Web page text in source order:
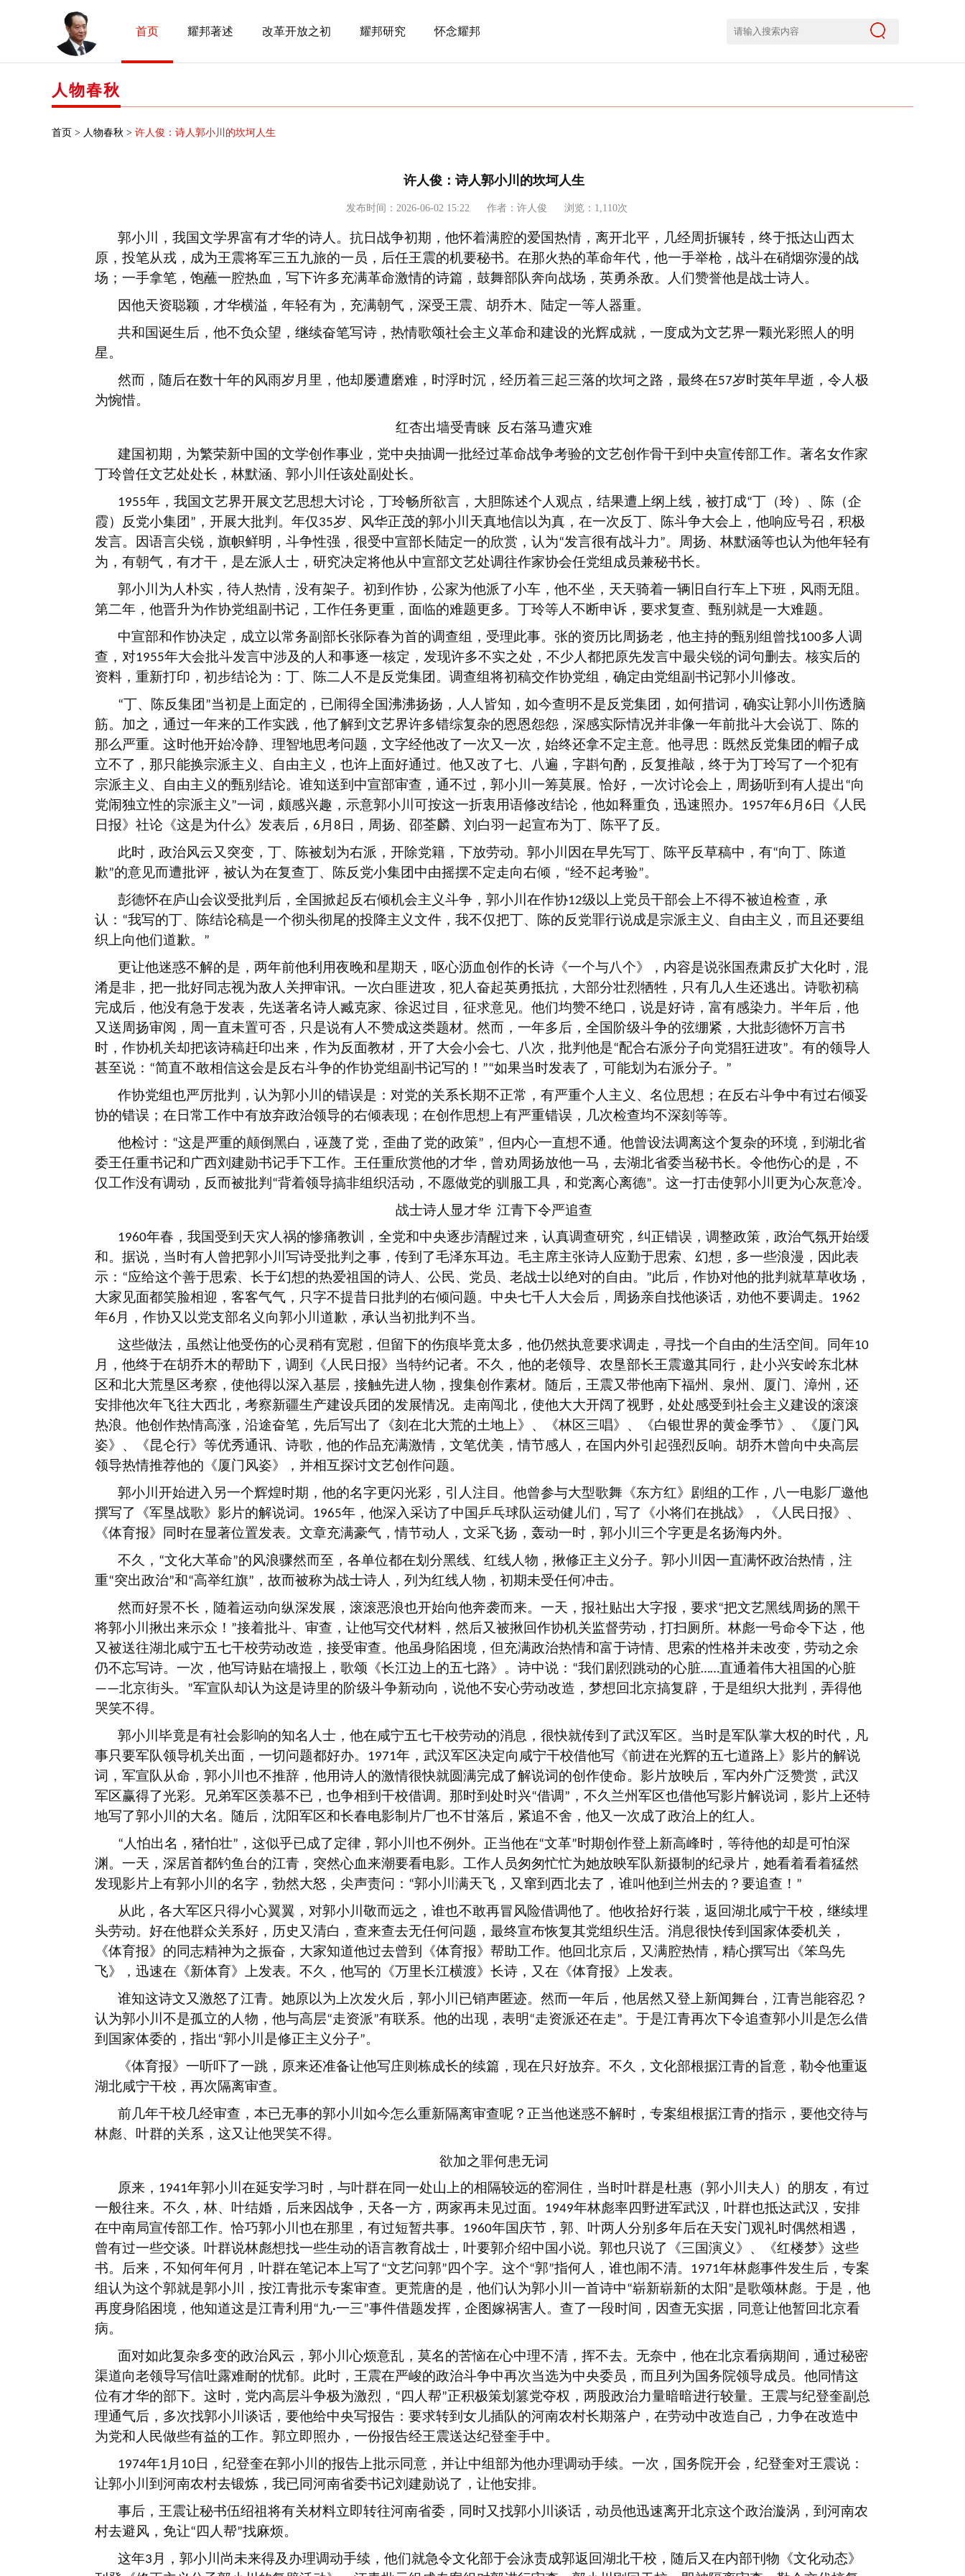
首页 耀邦著述 改革开放之初 耀邦研究 怀念耀邦
人物春秋
首页 > 人物春秋 > 许人俊：诗人郭小川的坎坷人生
许人俊：诗人郭小川的坎坷人生
发布时间：2026-06-02 15:22 作者：许人俊 浏览：1,110次
郭小川，我国文学界富有才华的诗人。抗日战争初期，他怀着满腔的爱国热情，离开北平，几经周折辗转，终于抵达山西太
原，投笔从戎，成为王震将军三五九旅的一员，后任王震的机要秘书。在那火热的革命年代，他一手举枪，战斗在硝烟弥漫的战
场；一手拿笔，饱蘸一腔热血，写下许多充满革命激情的诗篇，鼓舞部队奔向战场，英勇杀敌。人们赞誉他是战士诗人。
因他天资聪颖，才华横溢，年轻有为，充满朝气，深受王震、胡乔木、陆定一等人器重。
共和国诞生后，他不负众望，继续奋笔写诗，热情歌颂社会主义革命和建设的光辉成就，一度成为文艺界一颗光彩照人的明
星。
然而，随后在数十年的风雨岁月里，他却屡遭磨难，时浮时沉，经历着三起三落的坎坷之路，最终在57岁时英年早逝，令人极
为惋惜。
红杏出墙受青睐 反右落马遭灾难
建国初期，为繁荣新中国的文学创作事业，党中央抽调一批经过革命战争考验的文艺创作骨干到中央宣传部工作。著名女作家
丁玲曾任文艺处处长，林默涵、郭小川任该处副处长。
1955年，我国文艺界开展文艺思想大讨论，丁玲畅所欲言，大胆陈述个人观点，结果遭上纲上线，被打成“丁（玲）、陈（企
霞）反党小集团 ” ，开展大批判。年仅 35岁、风华正茂的郭小川天真地信以为真，在一次反丁、陈斗争大会上，他响应号召，积极
发言。因语言尖锐，旗帜鲜明，斗争性强，很受中宣部长陆定一的欣赏，认为“发言很有战斗力”。周扬、林默涵等也认为他年轻有
为，有朝气，有才干，是左派人士，研究决定将他从中宣部文艺处调往作家协会任党组成员兼秘书长。
郭小川为人朴实，待人热情，没有架子。初到作协，公家为他派了小车，他不坐，天天骑着一辆旧自行车上下班，风雨无阻。
第二年，他晋升为作协党组副书记，工作任务更重，面临的难题更多。丁玲等人不断申诉，要求复查、甄别就是一大难题。
中宣部和作协决定，成立以常务副部长张际春为首的调查组，受理此事。张的资历比周扬老，他主持的甄别组曾找100多人调
查，对1955年大会批斗发言中涉及的人和事逐一核定，发现许多不实之处，不少人都把原先发言中最尖锐的词句删去。核实后的
资料，重新打印，初步结论为：丁、陈二人不是反党集团。调查组将初稿交作协党组，确定由党组副书记郭小川修改。
“丁、陈反集团 ”当初是上面定的，已闹得全国沸沸扬扬，人人皆知，如今查明不是反党集团，如何措词，确实让郭小川伤透脑
筋。加之，通过一年来的工作实践，他了解到文艺界许多错综复杂的恩恩怨怨，深感实际情况并非像一年前批斗大会说丁、陈的
那么严重。这时他开始冷静、理智地思考问题，文字经他改了一次又一次，始终还拿不定主意。他寻思：既然反党集团的帽子成
立不了，那只能换宗派主义、自由主义，也许上面好通过。他又改了七、八遍，字斟句酌，反复推敲，终于为丁玲写了一个犯有
宗派主义、自由主义的甄别结论。谁知送到中宣部审查，通不过，郭小川一筹莫展。恰好，一次讨论会上，周扬听到有人提出 “向
党闹独立性的宗派主义 ”一词，颇感兴趣，示意郭小川可按这一折衷用语修改结论，他如释重负，迅速照办。 1957年6 月 6 日《人民
日报》社论《这是为什么》发表后， 6 月 8 日，周扬、邵荃麟、刘白羽一起宣布为丁、陈平了反。
此时，政治风云又突变，丁、陈被划为右派，开除党籍，下放劳动。郭小川因在早先写丁、陈平反草稿中，有“向丁、陈道
歉”的意见而遭批评，被认为在复查丁、陈反党小集团中由摇摆不定走向右倾， “经不起考验”。
彭德怀在庐山会议受批判后，全国掀起反右倾机会主义斗争，郭小川在作协12级以上党员干部会上不得不被迫检查，承
认： “我写的丁、陈结论稿是一个彻头彻尾的投降主义文件，我不仅把丁、陈的反党罪行说成是宗派主义、自由主义，而且还要组
织上向他们道歉。
”
更让他迷惑不解的是，两年前他利用夜晚和星期天，呕心沥血创作的长诗《一个与八个》，内容是说张国焘肃反扩大化时，混
淆是非，把一批好同志视为敌人关押审讯。一次白匪进攻，犯人奋起英勇抵抗，大部分壮烈牺牲，只有几人生还逃出。诗歌初稿
完成后，他没有急于发表，先送著名诗人臧克家、徐迟过目，征求意见。他们均赞不绝口，说是好诗，富有感染力。半年后，他
又送周扬审阅，周一直未置可否，只是说有人不赞成这类题材。然而，一年多后，全国阶级斗争的弦绷紧，大批彭德怀万言书
时，作协机关却把该诗稿赶印出来，作为反面教材，开了大会小会七、八次，批判他是“配合右派分子向党猖狂进攻”。有的领导人
甚至说： “简直不敢相信这会是反右斗争的作协党组副书记写的！ ”“如果当时发表了，可能划为右派分子。 ”
作协党组也严厉批判，认为郭小川的错误是：对党的关系长期不正常，有严重个人主义、名位思想；在反右斗争中有过右倾妥
协的错误；在日常工作中有放弃政治领导的右倾表现；在创作思想上有严重错误，几次检查均不深刻等等。
他检讨： “这是严重的颠倒黑白，诬蔑了党，歪曲了党的政策” ，但内心一直想不通。他曾设法调离这个复杂的环境，到湖北省
委王任重书记和广西刘建勋书记手下工作。王任重欣赏他的才华，曾劝周扬放他一马，去湖北省委当秘书长。令他伤心的是，不
仅工作没有调动，反而被批判 “背着领导搞非组织活动，不愿做党的驯服工具，和党离心离德”。这一打击使郭小川更为心灰意冷。
战士诗人显才华 江青下令严追查
1960年春，我国受到天灾人祸的惨痛教训，全党和中央逐步清醒过来，认真调查研究，纠正错误，调整政策，政治气氛开始缓
和。据说，当时有人曾把郭小川写诗受批判之事，传到了毛泽东耳边。毛主席主张诗人应勤于思索、幻想，多一些浪漫，因此表
示： “应给这个善于思索、长于幻想的热爱祖国的诗人、公民、党员、老战士以绝对的自由。 ”此后，作协对他的批判就草草收场，
大家见面都笑脸相迎，客客气气，只字不提昔日批判的右倾问题。中央七千人大会后，周扬亲自找他谈话，劝他不要调走。
1962
年6 月，作协又以党支部名义向郭小川道歉，承认当初批判不当。
这些做法，虽然让他受伤的心灵稍有宽慰，但留下的伤痕毕竟太多，他仍然执意要求调走，寻找一个自由的生活空间。同年10
月，他终于在胡乔木的帮助下，调到《人民日报》当特约记者。不久，他的老领导、农垦部长王震邀其同行，赴小兴安岭东北林
区和北大荒垦区考察，使他得以深入基层，接触先进人物，搜集创作素材。随后，王震又带他南下福州、泉州、厦门、漳州，还
安排他次年飞往大西北，考察新疆生产建设兵团的发展情况。走南闯北，使他大大开阔了视野，处处感受到社会主义建设的滚滚
热浪。他创作热情高涨，沿途奋笔，先后写出了《刻在北大荒的土地上》、《林区三唱》、《白银世界的黄金季节》、《厦门风
姿》、《昆仑行》等优秀通讯、诗歌，他的作品充满激情，文笔优美，情节感人，在国内外引起强烈反响。胡乔木曾向中央高层
领导热情推荐他的《厦门风姿》，并相互探讨文艺创作问题。
郭小川开始进入另一个辉煌时期，他的名字更闪光彩，引人注目。他曾参与大型歌舞《东方红》剧组的工作，八一电影厂邀他
撰写了《军垦战歌》影片的解说词。
1965年，他深入采访了中国乒乓球队运动健儿们，写了《小将们在挑战》，《人民日报》、
《体育报》同时在显著位置发表。文章充满豪气，情节动人，文采飞扬，轰动一时，郭小川三个字更是名扬海内外。
不久， “文化大革命”的风浪骤然而至，各单位都在划分黑线、红线人物，揪修正主义分子。郭小川因一直满怀政治热情，注
重“突出政治”和“高举红旗” ，故而被称为战士诗人，列为红线人物，初期未受任何冲击。
然而好景不长，随着运动向纵深发展，滚滚恶浪也开始向他奔袭而来。一天，报社贴出大字报，要求“把文艺黑线周扬的黑干
将郭小川揪出来示众！ ”接着批斗、审查，让他写交代材料，然后又被揪回作协机关监督劳动，打扫厕所。林彪一号命令下达，他
又被送往湖北咸宁五七干校劳动改造，接受审查。他虽身陷困境，但充满政治热情和富于诗情、思索的性格并未改变，劳动之余
仍不忘写诗。一次，他写诗贴在墙报上，歌颂《长江边上的五七路》。诗中说： “我们剧烈跳动的心脏……直通着伟大祖国的心脏
——北京街头。 ”军宣队却认为这是诗里的阶级斗争新动向，说他不安心劳动改造，梦想回北京搞复辟，于是组织大批判，弄得他
哭笑不得。
郭小川毕竟是有社会影响的知名人士，他在咸宁五七干校劳动的消息，很快就传到了武汉军区。当时是军队掌大权的时代，凡
事只要军队领导机关出面，一切问题都好办。
1971年，武汉军区决定向咸宁干校借他写《前进在光辉的五七道路上》影片的解说
词，军宣队从命，郭小川也不推辞，他用诗人的激情很快就圆满完成了解说词的创作使命。影片放映后，军内外广泛赞赏，武汉
军区赢得了光彩。兄弟军区羡慕不已，也争相到干校借调。那时到处时兴“借调 ” ，不久兰州军区也借他写影片解说词，影片上还特
地写了郭小川的大名。随后，沈阳军区和长春电影制片厂也不甘落后，紧追不舍，他又一次成了政治上的红人。
“ 人怕出名，猪怕壮” ，这似乎已成了定律，郭小川也不例外。正当他在“文革” 时期创作登上新高峰时，等待他的却是可怕深
渊。一天，深居首都钓鱼台的江青，突然心血来潮要看电影。工作人员匆匆忙忙为她放映军队新摄制的纪录片，她看着看着猛然
发现影片上有郭小川的名字，勃然大怒，尖声责问： “郭小川满天飞，又窜到西北去了，谁叫他到兰州去的？要追查！ ”
从此，各大军区只得小心翼翼，对郭小川敬而远之，谁也不敢再冒风险借调他了。他收拾好行装，返回湖北咸宁干校，继续埋
头劳动。好在他群众关系好，历史又清白，查来查去无任何问题，最终宣布恢复其党组织生活。消息很快传到国家体委机关，
《体育报》的同志精神为之振奋，大家知道他过去曾到《体育报》帮助工作。他回北京后，又满腔热情，精心撰写出《笨鸟先
飞》，迅速在《新体育》上发表。不久，他写的《万里长江横渡》长诗，又在《体育报》上发表。
谁知这诗文又激怒了江青。她原以为上次发火后，郭小川已销声匿迹。然而一年后，他居然又登上新闻舞台，江青岂能容忍？
认为郭小川不是孤立的人物，他与高层“走资派”有联系。他的出现，表明 “走资派还在走”。于是江青再次下令追查郭小川是怎么借
到国家体委的，指出 “郭小川是修正主义分子”。
《体育报》一听吓了一跳，原来还准备让他写庄则栋成长的续篇，现在只好放弃。不久，文化部根据江青的旨意，勒令他重返
湖北咸宁干校，再次隔离审查。
前几年干校几经审查，本已无事的郭小川如今怎么重新隔离审查呢？正当他迷惑不解时，专案组根据江青的指示，要他交待与
林彪、叶群的关系，这又让他哭笑不得。
欲加之罪何患无词
原来， 1941年郭小川在延安学习时，与叶群在同一处山上的相隔较远的窑洞住，当时叶群是杜惠（郭小川夫人）的朋友，有过
一般往来。不久，林、叶结婚，后来因战争，天各一方，两家再未见过面。
1949年林彪率四野进军武汉，叶群也抵达武汉，安排
在中南局宣传部工作。恰巧郭小川也在那里，有过短暂共事。
1960年国庆节，郭、叶两人分别多年后在天安门观礼时偶然相遇，
曾有过一些交谈。叶群说林彪想找一些生动的语言教育战士，叶要郭介绍中国小说。郭也只说了《三国演义》、《红楼梦》这些
书。后来，不知何年何月，叶群在笔记本上写了 “文艺问郭” 四个字。这个“郭”指何人，谁也闹不清。 1971年林彪事件发生后，专案
组认为这个郭就是郭小川，按江青批示专案审查。更荒唐的是，他们认为郭小川一首诗中“崭新崭新的太阳 ”是歌颂林彪。于是，他
再度身陷困境，他知道这是江青利用 “九·一三”事件借题发挥，企图嫁祸害人。查了一段时间，因查无实据，同意让他暂回北京看
病。
面对如此复杂多变的政治风云，郭小川心烦意乱，莫名的苦恼在心中理不清，挥不去。无奈中，他在北京看病期间，通过秘密
渠道向老领导写信吐露难耐的忧郁。此时，王震在严峻的政治斗争中再次当选为中央委员，而且列为国务院领导成员。他同情这
位有才华的部下。这时，党内高层斗争极为激烈， “ 四人帮”正积极策划篡党夺权，两股政治力量暗暗进行较量。王震与纪登奎副总
理通气后，多次找郭小川谈话，要他给中央写报告：要求转到女儿插队的河南农村长期落户，在劳动中改造自己，力争在改造中
为党和人民做些有益的工作。郭立即照办，一份报告经王震送达纪登奎手中。
1974年1 月 10 日，纪登奎在郭小川的报告上批示同意，并让中组部为他办理调动手续。一次，国务院开会，纪登奎对王震说：
让郭小川到河南农村去锻炼，我已同河南省委书记刘建勋说了，让他安排。
事后，王震让秘书伍绍祖将有关材料立即转往河南省委，同时又找郭小川谈话，动员他迅速离开北京这个政治漩涡，到河南农
村去避风，免让“ 四人帮”找麻烦。
这年3 月，郭小川尚未来得及办理调动手续，他们就急令文化部于会泳责成郭返回湖北干校，随后又在内部刊物《文化动态》